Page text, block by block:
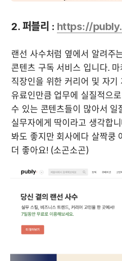
2. 퍼블리 : https://
랜선 사수처럼 옆에서 알려주
콘텐츠 구독 서비스 입니다.
직장인을 위한 커리어 및 자기
유료인만큼 업무에 실질적으
수 있는 콘텐츠들이 많아서 일
실무자에게 딱이라고 생각합
봐도 좋지만 회사에다 살짝쿵
더 좋아요! (소곤소곤)